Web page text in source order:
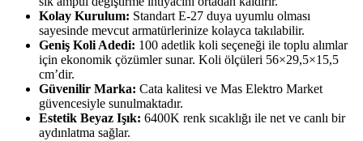
Kolay Kurulum: Standart E-27 duya uyumlu olması
sayesinde mevcut armatürlerinize kolayca takılabilir.
Geniş Koli Adedi: 100 adetlik koli seçeneği ile toplu alımlar
için ekonomik çözümler sunar. Koli ölçüleri 56×29,5×15,5
cm’dir.
Güvenilir Marka: Cata kalitesi ve Mas Elektro Market
güvencesiyle sunulmaktadır.
Estetik Beyaz Işık: 6400K renk sıcaklığı ile net ve canlı bir
aydınlatma sağlar.